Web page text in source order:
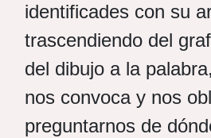
identificades con su
trascendiendo del
del dibujo a la
nos convoca y nos
preguntarnos de